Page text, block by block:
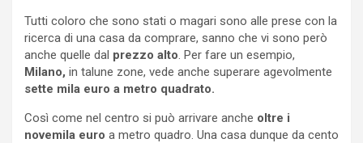
Tutti coloro che sono stati o magari sono alle prese con la
ricerca di una casa da comprare, sanno che vi sono però
anche quelle dal prezzo alto . Per fare un esempio,
Milano, in talune zone, vede anche superare agevolmente
sette mila euro a metro quadrato.
Così come nel centro si può arrivare anche oltre i
novemila euro a metro quadro. Una casa dunque da cento